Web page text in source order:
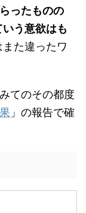
ったものの
いう意欲はも
た違ったワ
てのその都度
」の報告で確